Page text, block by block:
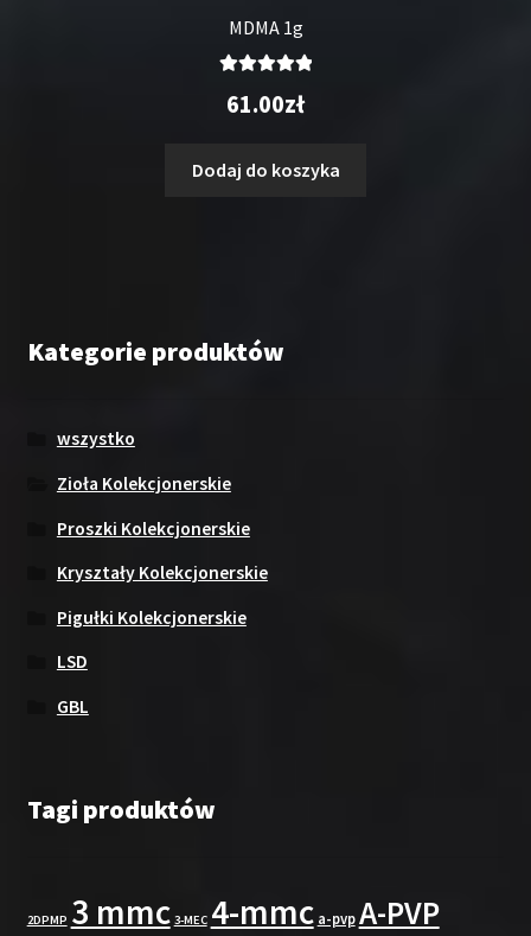
MDMA 1g
5.00na 5
61.00zł
Dodaj do koszyka
Kategorie produktów
wszystko
Zioła Kolekcjonerskie
Proszki Kolekcjonerskie
Kryształy Kolekcjonerskie
Pigułki Kolekcjonerskie
LSD
GBL
Tagi produktów
2DPMP 3 mmc 3-MEC 4-mmc a-pvp A-PVP